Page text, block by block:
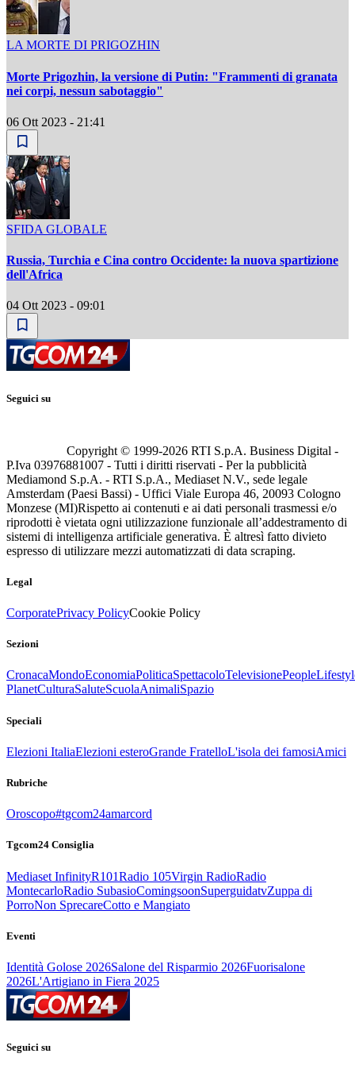
LA MORTE DI PRIGOZHIN
Morte Prigozhin, la versione di Putin: "Frammenti di granata
nei corpi, nessun sabotaggio"
06 Ott 2023 - 21:41
SFIDA GLOBALE
Russia, Turchia e Cina contro Occidente: la nuova spartizione
dell'Africa
04 Ott 2023 - 09:01
Seguici su
Copyright © 1999-2026 RTI S.p.A. Business Digital -
P.Iva 03976881007 - Tutti i diritti riservati - Per la pubblicità
Mediamond S.p.A. - RTI S.p.A., Mediaset N.V., sede legale
Amsterdam (Paesi Bassi) - Uffici Viale Europa 46, 20093 Cologno
Monzese (MI)Rispetto ai contenuti e ai dati personali trasmessi e/o
riprodotti è vietata ogni utilizzazione funzionale all’addestramento di
sistemi di intelligenza artificiale generativa. È altresì fatto divieto
espresso di utilizzare mezzi automatizzati di data scraping.
Legal
CorporatePrivacy PolicyCookie Policy
Sezioni
CronacaMondoEconomiaPoliticaSpettacoloTelevisionePeople
PlanetCulturaSaluteScuolaAnimaliSpazio
Speciali
Elezioni ItaliaElezioni esteroGrande FratelloL'isola dei famosiAmici
Rubriche
Oroscopo#tgcom24amarcord
Tgcom24 Consiglia
Mediaset InfinityR101Radio 105Virgin RadioRadio
MontecarloRadio SubasioComingsoonSuperguidatvZuppa di
PorroNon SprecareCotto e Mangiato
Eventi
Identità Golose 2026Salone del Risparmio 2026Fuorisalone
2026L'Artigiano in Fiera 2025
Seguici su